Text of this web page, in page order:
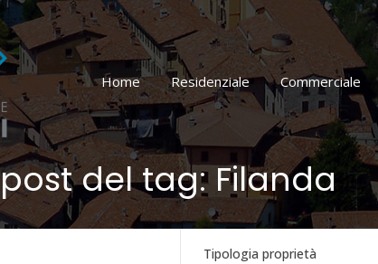
Home
Home
Residenziale Commerciale
del tag: Filanda
Tipologia proprietà